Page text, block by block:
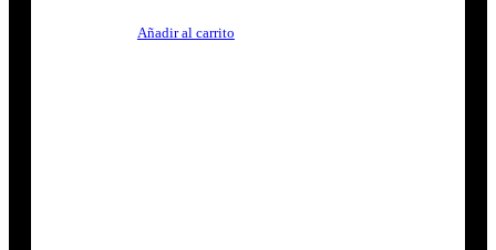
Añadir al carrito